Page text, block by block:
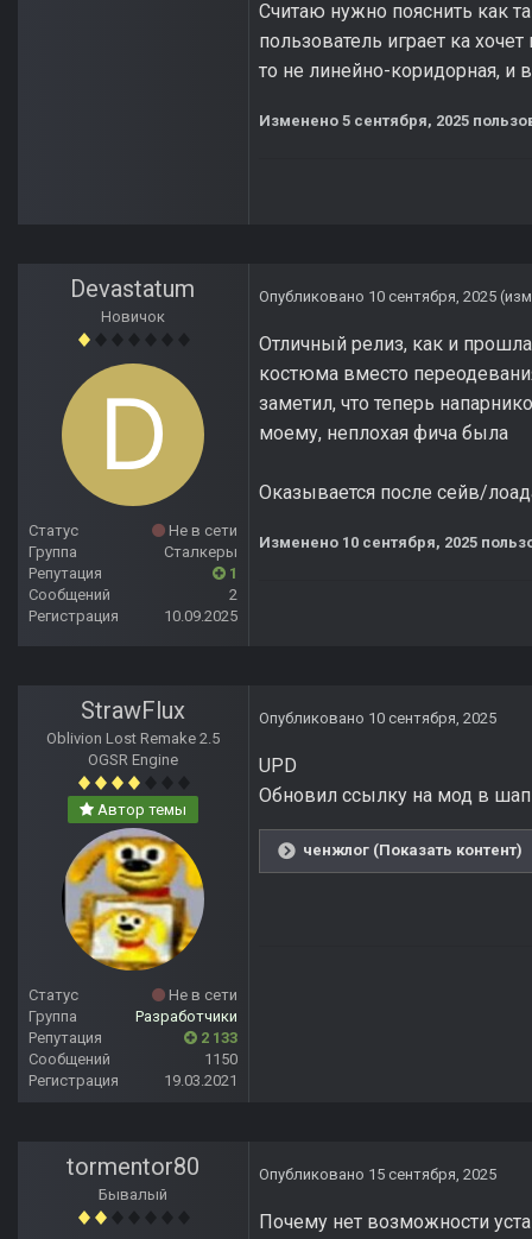
Считаю нужно пояснить как
пользователь играет ка
то не линейно-коридорная, и
Изменено 5 сентября, 2025
Devastatum
Новичок
Статус
Не в сети
Группа
Сталкеры
Репутация
1
Сообщений
2
Регистрация
10.09.2025
Опубликовано 10 сентября, 2025
Отличный релиз, как и
костюма вместо
заметил, что теперь
моему, неплохая фича была
Оказывается после сейв/
Изменено 10 сентября, 2025
StrawFlux
Oblivion Lost Remake 2.5
OGSR Engine
Автор темы
Статус
Не в сети
Группа
Разработчики
Репутация
2 133
Сообщений
1150
Регистрация
19.03.2021
Опубликовано 10 сентября, 2025
UPD
Обновил ссылку на мод в
ченжлог (Показать контент)
tormentor80
Бывалый
Опубликовано 15 сентября, 2025
Почему нет возможности